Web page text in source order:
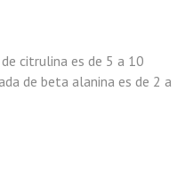
citrulina es de 5 a 10
de beta alanina es de 2 a